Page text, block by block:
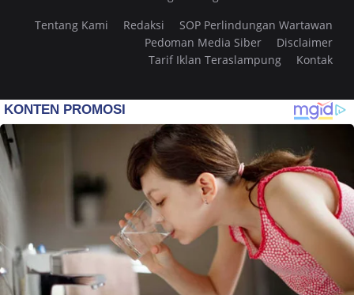
Tentang Kami
Redaksi
SOP Perlindungan Wartawan
Pedoman Media Siber
Disclaimer
Tarif Iklan Teraslampung
Kontak